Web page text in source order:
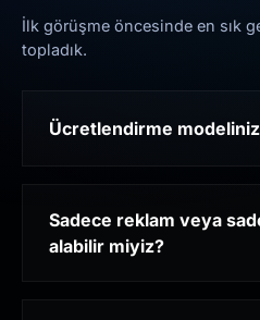
İlk görüşme öncesinde en sık
topladık.
Ücretlendirme modeliniz
Sadece reklam veya
alabilir miyiz?